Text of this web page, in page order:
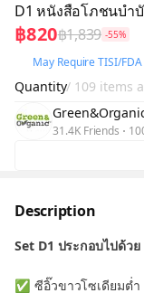
D1 หนังสือโภชนบ
฿820฿1,839 -55%
May Require TISI/FDA
Quantity/ 109 items
31.4K Friends
Description
Set D1 ประกอบไปด้วย
✅ ซีอิ๊วขาวโซเดียมต่ำ